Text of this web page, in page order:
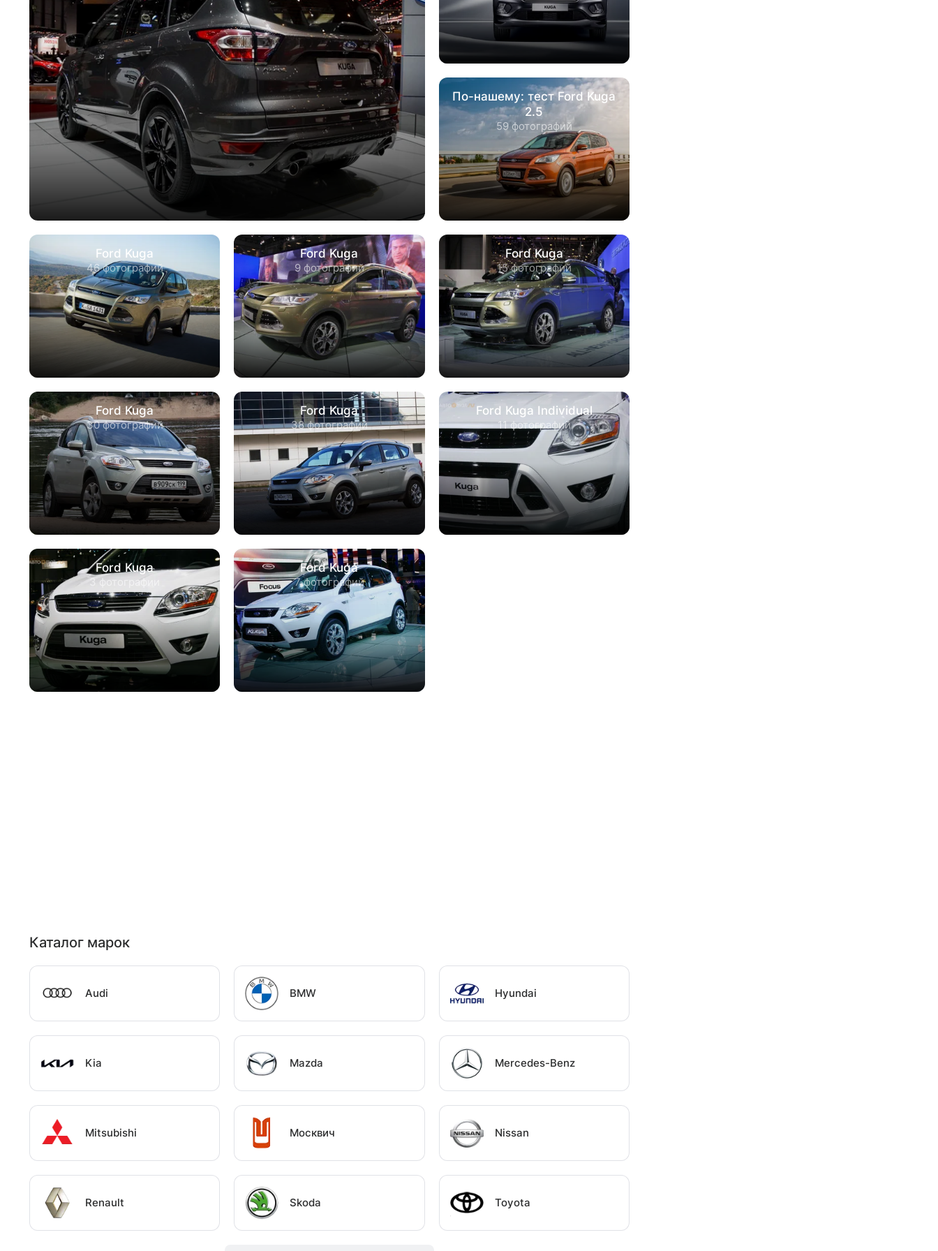
По-нашему: тест Ford Kuga
2.5
59 фотографий
Ford Kuga
46 фотографий
Ford Kuga
9 фотографий
Ford Kuga
15 фотографий
Ford Kuga
30 фотографий
Ford Kuga
38 фотографий
Ford Kuga Individual
11 фотографий
Ford Kuga
3 фотографии
Ford Kuga
7 фотографий
Каталог марок
Audi BMW Hyundai
Kia Mazda Mercedes-Benz
Mitsubishi Москвич Nissan
Renault Skoda Toyota